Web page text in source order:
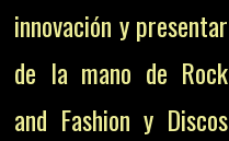
innovación y presentar
de la mano de Rock
and Fashion y Discos